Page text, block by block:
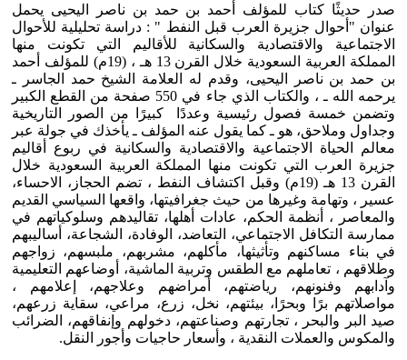
صدر حديثًا كتاب للمؤلف أحمد بن حمد بن ناصر اليحيى يحمل
عنوان "أحوال جزيرة العرب قبل النفط " : دراسة تحليلية للأحوال
الاجتماعية والاقتصادية والسكانية للأقاليم التي تكونت منها
المملكة العربية السعودية خلال القرن 13 هـ ، (19م) للمؤلف أحمد
بن حمد بن ناصر اليحيى، وقدم له العلامة الشيخ حمد الجاسر ـ
يرحمه الله ـ ، والكتاب الذي جاء في 550 صفحة من القطع الكبير
وتضمن خمسة فصول رئيسية وعددًا كبيرًا من الصور التاريخية
وجداول وملاحق، هو ـ كما يقول عنه المؤلف ـ يأخذك في جولة عبر
معالم الحياة الاجتماعية والاقتصادية والسكانية في ربوع أقاليم
جزيرة العرب التي تكونت منها المملكة العربية السعودية خلال
القرن 13 هـ (19م) وقبل اكتشاف النفط ، تضم الحجاز، الاحساء،
عسير ، وتهامة وغيرها من حيث جغرافيتها، واقعها السياسي القديم
والمعاصر ، أنظمة الحكم، عادات أهلها، تقاليدهم وسلوكياتهم في
ممارسة التكافل الاجتماعي، التعاضد، الوفادة، الشجاعة، أساليبهم
في بناء مساكنهم وتأثيثها، مأكلهم، مشربهم، ملبسهم، زواجهم
وطلاقهم ، تعاملهم مع الطقس وتربية الماشية، أوضاعهم التعليمية
وآدابهم وفنونهم، رياضتهم، أمراضهم وعلاجهم، إعلامهم ،
مواصلاتهم برًا وبحرًا، بيئتهم، نخل، زرع، مراعي، سقاية زرعهم،
صيد البر والبحر ، تجارتهم وصناعتهم، دخولهم وإنفاقهم، الضرائب
والمكوس والعملات النقدية ، وأسعار حاجيات وأجور النقل.